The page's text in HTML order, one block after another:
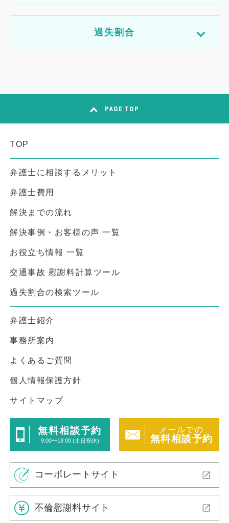
過失割合
PAGE TOP
TOP
弁護士に相談するメリット
弁護士費用
解決までの流れ
解決事例・お客様の声 一覧
お役立ち情報 一覧
交通事故 慰謝料計算ツール
過失割合の検索ツール
弁護士紹介
事務所案内
よくあるご質問
個人情報保護方針
サイトマップ
無料相談予約
9:00〜18:00 (土日祝休)
メールでの
無料相談予約
コーポレートサイト
不倫慰謝料サイト